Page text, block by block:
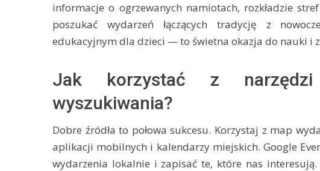
informacje o ogrzewanych namiotach, rozkładzie
poszukać wydarzeń łączących tradycję z
edukacyjnym dla dzieci — to świetna okazja do nauki i
Jak korzystać z
wyszukiwania?
Dobre źródła to połowa sukcesu. Korzystaj z map
aplikacji mobilnych i kalendarzy miejskich. Google
wydarzenia lokalnie i zapisać te, które nas